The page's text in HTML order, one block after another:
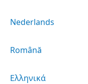
Nederlands
Română
Ελληνικά